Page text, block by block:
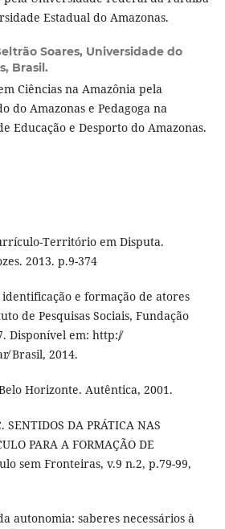
Estadual do Amazonas.
Soares, Universidade do
Brasil.
Ciências na Amazônia pela
do Amazonas e Pedagoga na
Educação e Desporto do Amazonas.
Território em Disputa.
2013. p.9-374
identificação e formação de atores
de Pesquisas Sociais, Fundação
Disponível em: http:/̸
Brasil, 2014.
Belo Horizonte. Autêntica, 2001.
SENTIDOS DA PRÁTICA NAS
PARA A FORMAÇÃO DE
sem Fronteiras, v.9 n.2, p.79-99,
autonomia: saberes necessários à